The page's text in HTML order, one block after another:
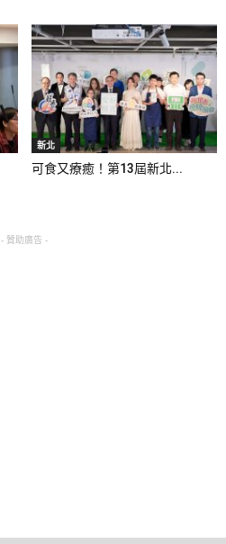
新北
可食又療癒！第13屆新北...
- 贊助廣告 -